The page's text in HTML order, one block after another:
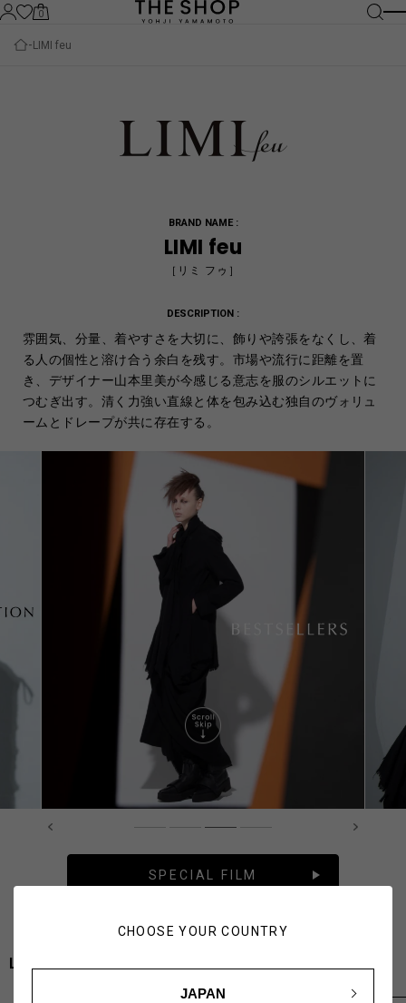
CHOOSE YOUR COUNTRY
JAPAN
0
LIMI feu
BRAND NAME :
LIMI feu
［リミ フゥ］
DESCRIPTION :
雰囲気、分量、着やすさを大切に、飾りや誇張をなくし、着
る人の個性と溶け合う余白を残す。市場や流行に距離を置
き、デザイナー山本里美が今感じる意志を服のシルエットに
つむぎ出す。清く力強い直線と体を包み込む独自のヴォリュ
ームとドレープが共に存在する。
SPECIAL FILM
LIMI feu